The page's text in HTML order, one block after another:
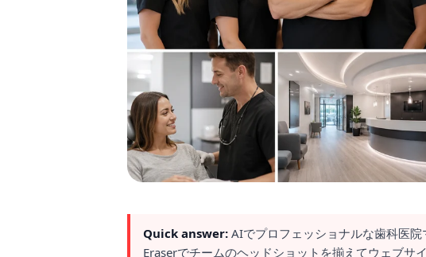
Quick answer: AIでプロフェッショナルな歯科医
Eraserでチームのヘッドショットを揃えてウェブサ